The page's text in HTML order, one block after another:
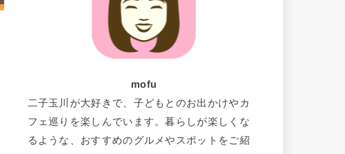
mofu
二子玉川が大好きで、子どもとのお出かけやカ
フェ巡りを楽しんでいます。暮らしが楽しくな
るような、おすすめのグルメやスポットをご紹